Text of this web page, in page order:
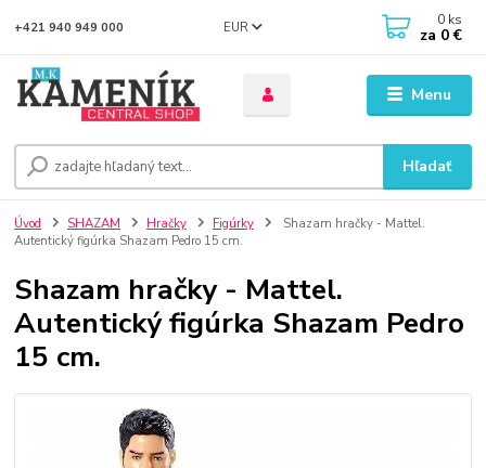
Menu
EUR
Hľadať
+421 940 949 000 0 ks
za 0 €
Úvod SHAZAM Hračky Figúrky
Shazam hračky - Mattel.
Autentický figúrka Shazam Pedro 15 cm.
Shazam hračky - Mattel.
Autentický figúrka Shazam Pedro
15 cm.